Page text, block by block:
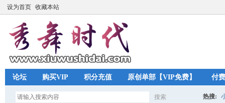
设为首页 收藏本站
论坛 购买VIP 积分充值 原创单部【VIP免费】 付
搜索 热搜: